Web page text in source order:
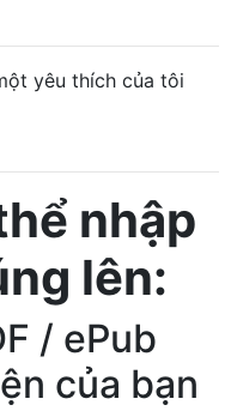
yêu thích của tôi
nhập
lên:
/ ePub
của bạn